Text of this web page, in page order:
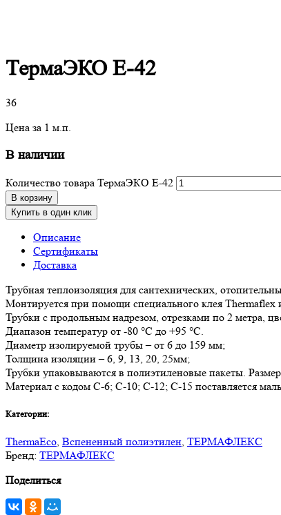
ТермаЭКО E-42
36
Цена за 1 м.п.
В наличии
Количество товара ТермаЭКО E-42
В корзину
Купить в один клик
Описание
Сертификаты
Доставка
Трубная теплоизоляция для сантехнических,
Монтируется при помощи специального клея Thermaflex
Трубки с продольным надрезом, отрезками по 2 метра,
Диапазон температур от -80 °С до +95 °С.
Диаметр изолируемой трубы – от 6 до 159 мм;
Толщина изоляции – 6, 9, 13, 20, 25мм;
Трубки упаковываются в полиэтиленовые пакеты.
Материал с кодом С-6; С-10; С-12; С-15 поставляется
Категории:
ThermaEco, Вспененный полиэтилен, ТЕРМАФЛЕКС
Бренд: ТЕРМАФЛЕКС
Поделиться